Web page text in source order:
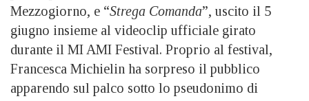
Mezzogiorno, e “Strega Comanda”, uscito il 5
giugno insieme al videoclip ufficiale girato
durante il MI AMI Festival. Proprio al festival,
Francesca Michielin ha sorpreso il pubblico
apparendo sul palco sotto lo pseudonimo di